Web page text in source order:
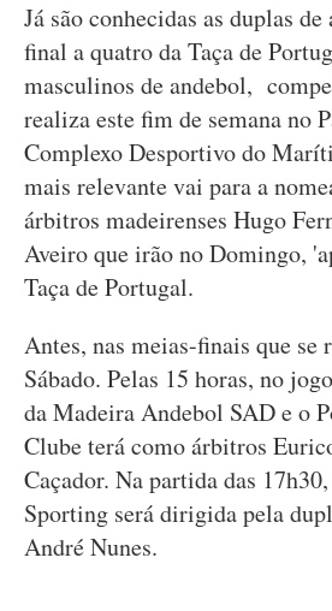
Já são conhecidas as duplas
final a quatro da Taça de
masculinos de andebol,
realiza este fim de semana no
Complexo Desportivo do
mais relevante vai para a
árbitros madeirenses Hugo
Aveiro que irão no Domingo,
Taça de Portugal.
Antes, nas meias-finais que se
Sábado. Pelas 15 horas, no
da Madeira Andebol SAD e o
Clube terá como árbitros
Caçador. Na partida das
Sporting será dirigida pela
André Nunes.